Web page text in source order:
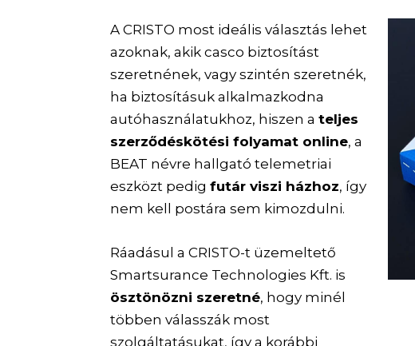
A CRISTO most ideális választás lehet
azoknak, akik casco biztosítást
szeretnének, vagy szintén szeretnék,
ha biztosításuk alkalmazkodna
autóhasználatukhoz, hiszen ateljes
szerződéskötési folyamat online, a
BEAT névre hallgató telemetriai
eszközt pedigfutár viszi házhoz, így
nem kell postára sem kimozdulni.
Ráadásul a CRISTO-t üzemeltető
Smartsurance Technologies Kft. is
ösztönözni szeretné, hogy minél
többen válasszák most
szolgáltatásukat, így a korábbi